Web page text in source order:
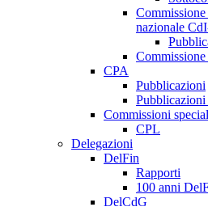
nazionale
CPA
Pubblicazioni
Commissioni
CPL
Delegazioni
DelFin
Rapporti
100 anni
DelCdG